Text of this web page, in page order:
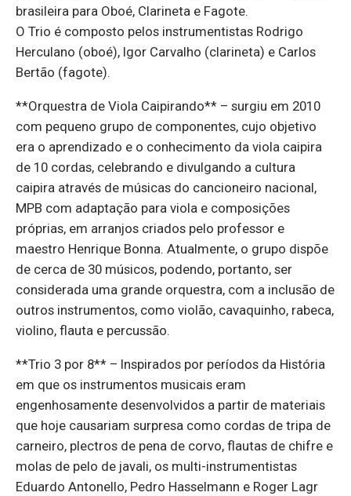
brasileira para Oboé, Clarineta e Fagote.
O Trio é composto pelos instrumentistas Rodrigo
Herculano (oboé), Igor Carvalho (clarineta) e Carlos
Bertão (fagote).
**Orquestra de Viola Caipirando** – surgiu em 2010
com pequeno grupo de componentes, cujo objetivo
era o aprendizado e o conhecimento da viola caipira
de 10 cordas, celebrando e divulgando a cultura
caipira através de músicas do cancioneiro nacional,
MPB com adaptação para viola e composições
próprias, em arranjos criados pelo professor e
maestro Henrique Bonna. Atualmente, o grupo dispõe
de cerca de 30 músicos, podendo, portanto, ser
considerada uma grande orquestra, com a inclusão de
outros instrumentos, como violão, cavaquinho, rabeca,
violino, flauta e percussão.
**Trio 3 por 8** – Inspirados por períodos da História
em que os instrumentos musicais eram
engenhosamente desenvolvidos a partir de materiais
que hoje causariam surpresa como cordas de tripa de
carneiro, plectros de pena de corvo, flautas de chifre e
molas de pelo de javali, os multi-instrumentistas
Eduardo Antonello, Pedro Hasselmann e Roger Lagr